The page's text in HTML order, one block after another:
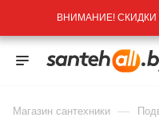
ВНИМАНИЕ! СКИДКИ
Магазин сантехники —